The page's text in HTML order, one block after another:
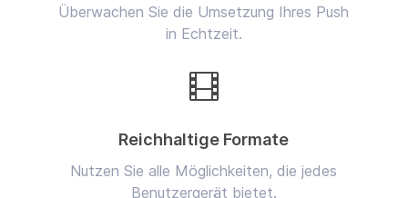
Überwachen Sie die Umsetzung Ihres Push
in Echtzeit.

Reichhaltige Formate
Nutzen Sie alle Möglichkeiten, die jedes
Benutzergerät bietet.